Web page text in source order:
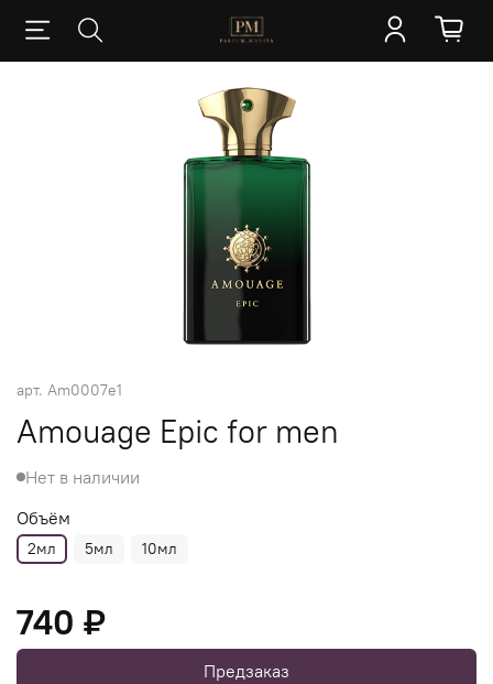
арт. Am0007e1
Amouage Epic for men
Нет в наличии
Объём
2мл 5мл 10мл
740 ₽
Предзаказ